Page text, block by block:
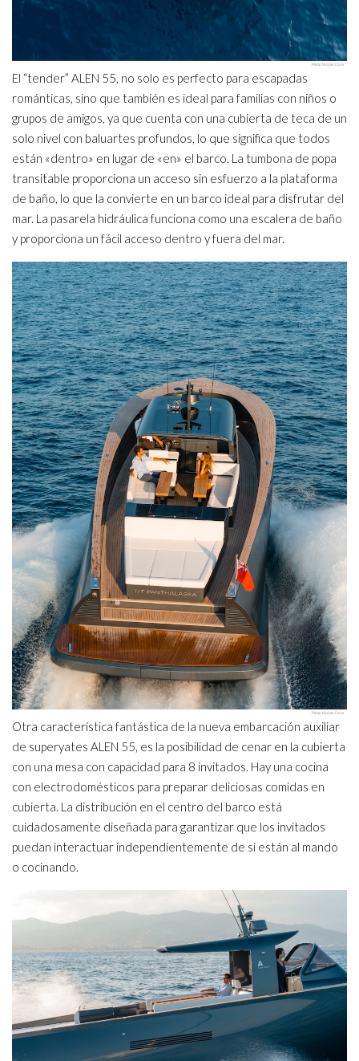
El “tender” ALEN 55, no solo es perfecto para escapadas
románticas, sino que también es ideal para familias con niños o
grupos de amigos, ya que cuenta con una cubierta de teca de un
solo nivel con baluartes profundos, lo que significa que todos
están «dentro» en lugar de «en» el barco. La tumbona de popa
transitable proporciona un acceso sin esfuerzo a la plataforma
de baño, lo que la convierte en un barco ideal para disfrutar del
mar. La pasarela hidráulica funciona como una escalera de baño
y proporciona un fácil acceso dentro y fuera del mar.
Otra característica fantástica de la nueva embarcación auxiliar
de superyates ALEN 55, es la posibilidad de cenar en la cubierta
con una mesa con capacidad para 8 invitados. Hay una cocina
con electrodomésticos para preparar deliciosas comidas en
cubierta. La distribución en el centro del barco está
cuidadosamente diseñada para garantizar que los invitados
puedan interactuar independientemente de si están al mando
o cocinando.